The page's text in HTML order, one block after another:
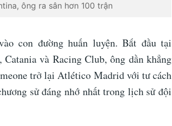
ông ra sân hơn 100 trận
con đường huấn luyện. Bắt đầu tại
và Racing Club, ông dần khẳng
trở lại Atlético Madrid với tư cách
sử đáng nhớ nhất trong lịch sử đội